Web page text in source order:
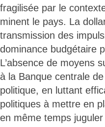
fragilisée par le
minent le pays. La
transmission des
dominance budgétaire
L’absence de moyens
à la Banque centrale
politique, en luttant
politiques à mettre en
en même temps